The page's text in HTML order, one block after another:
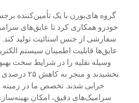
گروه های‌بورن با یک تأمین‌کننده
خودرو همکاری کرد تا عایق‌های
سفارشی از جنس استائیت تولید کند.
عایق‌ها قابلیت اطمینان سیستم
وسیله نقلیه را در شرایط سخت
بخشیدند و منجر به کاهش
خرابی شدند. تخصص ما در زمینه
سرامیک‌های دقیق، امکان